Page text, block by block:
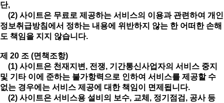
단,
(2) 사이트은 무료로 제공하는 서비스의 이용과 관련하여 개인
정보취급방침에서 정하는 내용에 위반하지 않는 한 어떠한 손해
도 책임을 지지 않습니다.
제 20 조 (면책조항)
(1) 사이트은 천재지변, 전쟁, 기간통신사업자의 서비스 중지
및 기타 이에 준하는 불가항력으로 인하여 서비스를 제공할 수
없는 경우에는 서비스 제공에 대한 책임이 면제됩니다.
(2) 사이트은 서비스용 설비의 보수, 교체, 정기점검, 공사 등